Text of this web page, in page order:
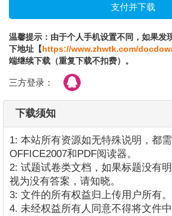
温馨提示：由于个人手机设置不同，如果发
下地址【https://www.zhwtk.com/
端继续下载（重复下载不扣费）。
三方登录：
下载须知
1: 本站所有资源如无特殊说明，都
OFFICE2007和PDF阅读器。
2: 试题试卷类文档，如果标题没有
视为没有答案，请知晓。
3: 文件的所有权益归上传用户所有。
4. 未经权益所有人同意不得将文件